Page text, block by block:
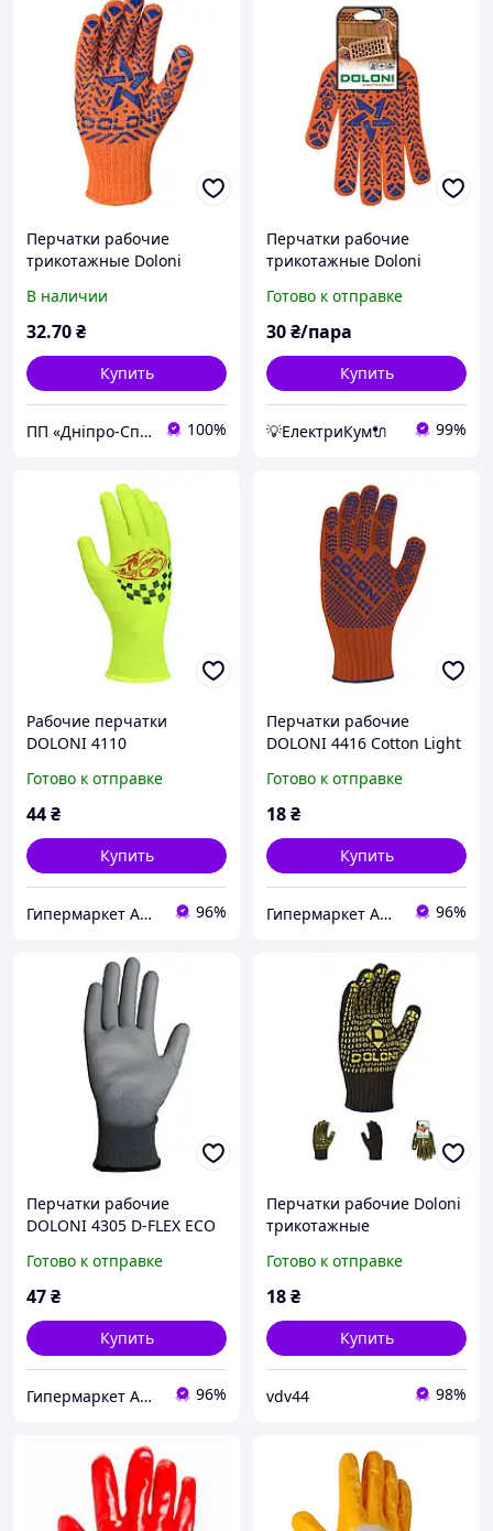
Перчатки рабочие
трикотажные Doloni
рисунком р.10
В наличии
32.70₴
Купить
ПП «Дніпро-Спец-Зіз» 100%
Перчатки рабочие
трикотажные Doloni
рисунком
Готово к отправке
30₴/пара
Купить
💡ЕлектриКум🔌 99%
Рабочие перчатки
DOLONI 4110
покрытием, нейлон, 10
Готово к отправке
44₴
Купить
Гипермаркет АВИТАЛА 96%
Перчатки рабочие
DOLONI 4416 Cotton Light
хлопковые, 10,
оранжевые
Готово к отправке
18₴
Купить
Гипермаркет АВИТАЛА 96%
Перчатки рабочие
DOLONI 4305 D-FLEX ECO
покрытием для точных
работ
Готово к отправке
47₴
Купить
Гипермаркет АВИТАЛА 96%
Перчатки рабочие Doloni
трикотажные
10р
Готово к отправке
18₴
Купить
vdv44 98%